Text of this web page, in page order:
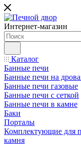
Интернет-магазин
Каталог
Банные печи
Банные печи на
Банные печи газовые
Банные печи с сеткой
Банные печи в камне
Баки
Порталы
Комплектующие для
камня